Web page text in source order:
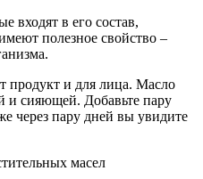
входят в его состав,
полезное свойство –
продукт и для лица. Масло
и сияющей. Добавьте пару
через пару дней вы увидите